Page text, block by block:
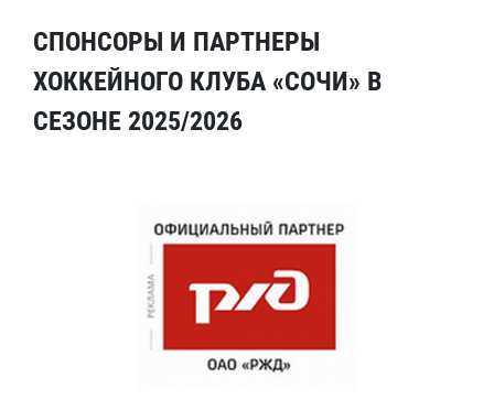
СПОНСОРЫ И ПАРТНЕРЫ
ХОККЕЙНОГО КЛУБА «СОЧИ» В
СЕЗОНЕ 2025/2026